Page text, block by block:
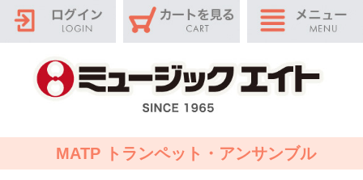
MATP トランペット・アンサンブル